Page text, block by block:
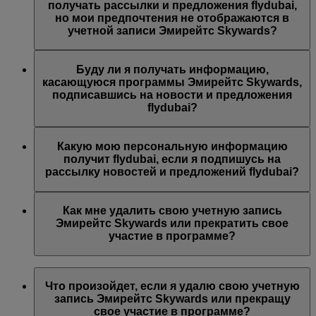
предложений Эмирейтс, Эмирейтс Skywards и/или
flydubai. Ваши предпочтения были изменены согласно
вашему выбору.
получать рассылки и предложения flydubai,
но мои предпочтения не отображаются в
учетной записи Эмирейтс Skywards?
связан с несколькими номерами участников программы
Эмирейтс Skywards или указанное вами имя не
совпадает с именем в вашей учетной записи Эмирейтс
Skywards. Войдите в учетную запись Эмирейтс
Личные предпочтения
Буду ли я получать информацию,
касающуюся программы Эмирейтс Skywards,
подписавшись на новости и предложения
flydubai?
компании flydubai, включая промоакции flydubai и
flydubai Holidays.
Какую мою персональную информацию
получит flydubai, если я подпишусь на
рассылку новостей и предложений flydubai?
электронной почты, на который будут приходить
письма. flydubai несет ответственность за обработку
вашей личной информации согласнополитике
Как мне удалить свою учетную запись
Эмирейтс Skywards или прекратить свое
участие в программе?
Skywards или прекратить свое участие в программе в
любой момент.
Что произойдет, если я удалю свою учетную
запись Эмирейтс Skywards или прекращу
свое участие в программе?